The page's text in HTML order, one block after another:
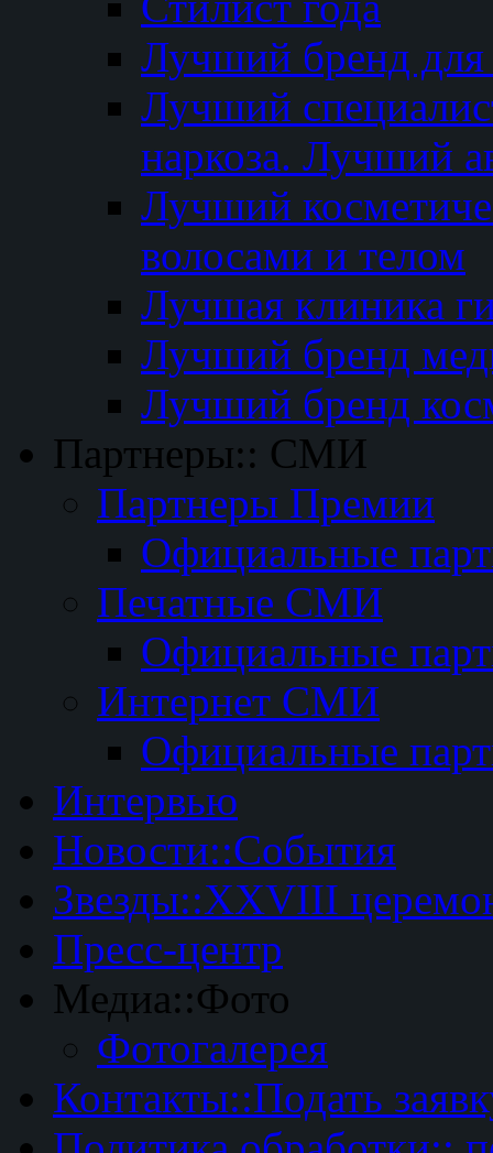
Лучший бренд
Лучший
наркоза. Лучший
Лучший
волосами и телом
Лучшая клиника
Лучший бренд
Лучший бренд
Партнеры:: СМИ
Партнеры Премии
Официальные
Печатные СМИ
Официальные
Интернет СМИ
Официальные
Интервью
Новости::События
Звезды::XXVIII
Пресс-центр
Медиа::Фото
Фотогалерея
Контакты::Подать